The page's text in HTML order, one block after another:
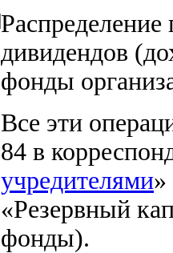
дивидендов
фонды
Все эти
84 в
учредителями»
«Резервный
фонды).